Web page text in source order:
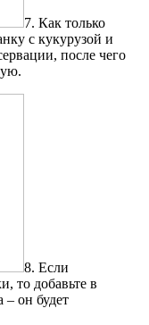
7. Как только
с кукурузой и
после чего
8. Если
то добавьте в
– он будет